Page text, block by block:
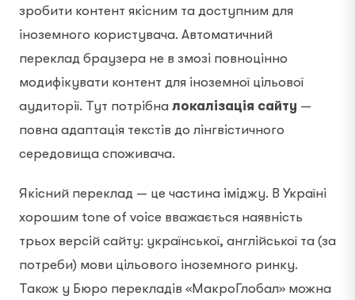
зробити контент якісним та доступним для
іноземного користувача. Автоматичний
переклад браузера не в змозі повноцінно
модифікувати контент для іноземної цільової
аудиторії. Тут потрібна локалізація сайту —
повна адаптація текстів до лінгвістичного
середовища споживача.
Якісний переклад — це частина іміджу. В Україні
хорошим tone of voice вважається наявність
трьох версій сайту: української, англійської та (за
потреби) мови цільового іноземного ринку.
Також у Бюро перекладів «МакроГлобал» можна